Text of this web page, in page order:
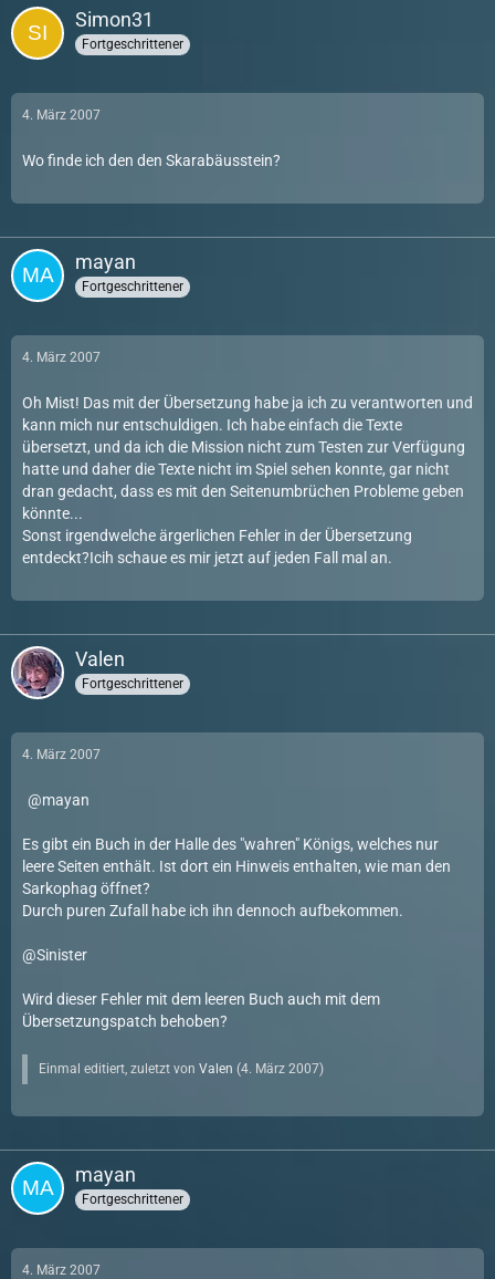
Simon31
Fortgeschrittener
4. März 2007
Wo finde ich den den Skarabäusstein?
mayan
Fortgeschrittener
4. März 2007
Oh Mist! Das mit der Übersetzung habe ja ich zu verantworten und
kann mich nur entschuldigen. Ich habe einfach die Texte
übersetzt, und da ich die Mission nicht zum Testen zur Verfügung
hatte und daher die Texte nicht im Spiel sehen konnte, gar nicht
dran gedacht, dass es mit den Seitenumbrüchen Probleme geben
könnte...
Sonst irgendwelche ärgerlichen Fehler in der Übersetzung
entdeckt?Icih schaue es mir jetzt auf jeden Fall mal an.
Valen
Fortgeschrittener
4. März 2007
mayan
Es gibt ein Buch in der Halle des "wahren" Königs, welches nur
leere Seiten enthält. Ist dort ein Hinweis enthalten, wie man den
Sarkophag öffnet?
Durch puren Zufall habe ich ihn dennoch aufbekommen.
@Sinister
Wird dieser Fehler mit dem leeren Buch auch mit dem
Übersetzungspatch behoben?
Einmal editiert, zuletzt von Valen (4. März 2007)
mayan
Fortgeschrittener
4. März 2007